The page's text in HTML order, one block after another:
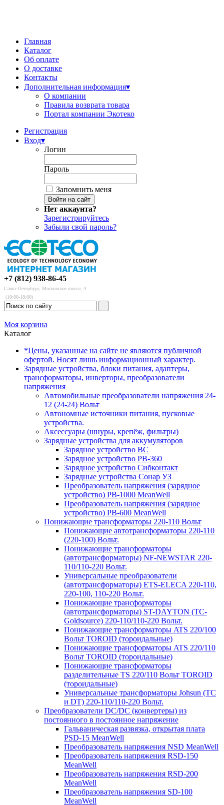
Главная
Каталог
Об оплате
О доставке
Контакты
Дополнительная информация▾
О компании
Правила возврата товара
Портал компании Экотеко
Регистрация
Вход▾
Логин
Пароль
Запомнить меня
Нет аккаунта?
Зарегистрируйтесь
Забыли свой пароль?
+7 (812) 938-86-45
Санкт-Петербург, Московское шоссе, 4
(10:00-18:00)
Моя корзина
Каталог
*Цены, указанные на сайте не являются публичной
офертой. Носят лишь информационный характер.
Зарядные устройства, блоки питания, адаптеры,
трансформаторы, инверторы, преобразователи
напряжения
Автомобильные преобразователи напряжения 24-
12 (24-24) Вольт
Автономные источники питания, пусковые
устройства.
Аксессуары (шнуры, крепёж, фильтры)
Зарядные устройства для аккумуляторов
Зарядное устройство BC
Зарядное устройство PB-360
Зарядное устройство Сибконтакт
Зарядные устройства Сонар УЗ
Преобразователь напряжения (зарядное
устройство) PB-1000 MeanWell
Преобразователь напряжения (зарядное
устройство) PB-600 MeanWell
Понижающие трансформаторы 220-110 Вольт
Понижающие автотрансформаторы 220-110
(220-100) Вольт.
Понижающие трансформаторы
(автотрансформаторы) NF-NEWSTAR 220-
110/110-220 Вольт.
Универсальные преобразователи
(автотрансформаторы) ETS-ELECA 220-110,
220-100, 110-220 Вольт.
Понижающие трансформаторы
(автотрансформаторы) ST-DAYTON (TC-
Goldsource) 220-110/110-220 Вольт.
Понижающие трансформаторы ATS 220/100
Вольт TOROID (тороидальные)
Понижающие трансформаторы ATS 220/110
Вольт TOROID (тороидальные)
Понижающие трансформаторы
разделительные TS 220/110 Вольт TOROID
(тороидальные)
Универсальные трансформаторы Johsun (TС
и DT) 220-110/110-220 Вольт.
Преобразователи DC/DC (конвертеры) из
постоянного в постоянное напряжение
Гальваническая развязка, открытая плата
PSD-15 MeanWell
Преобразователь напряжения NSD MeanWell
Преобразователь напряжения RSD-150
MeanWell
Преобразователь напряжения RSD-200
MeanWell
Преобразователь напряжения SD-100
MeanWell